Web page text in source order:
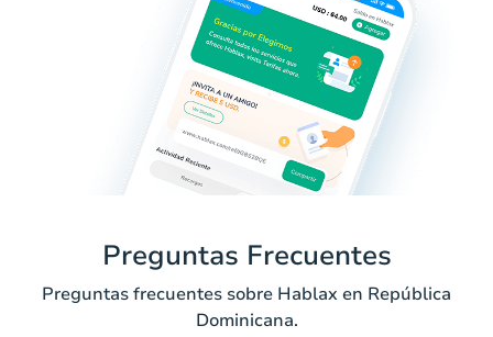
Preguntas Frecuentes
Preguntas frecuentes sobre Hablax en República
Dominicana.